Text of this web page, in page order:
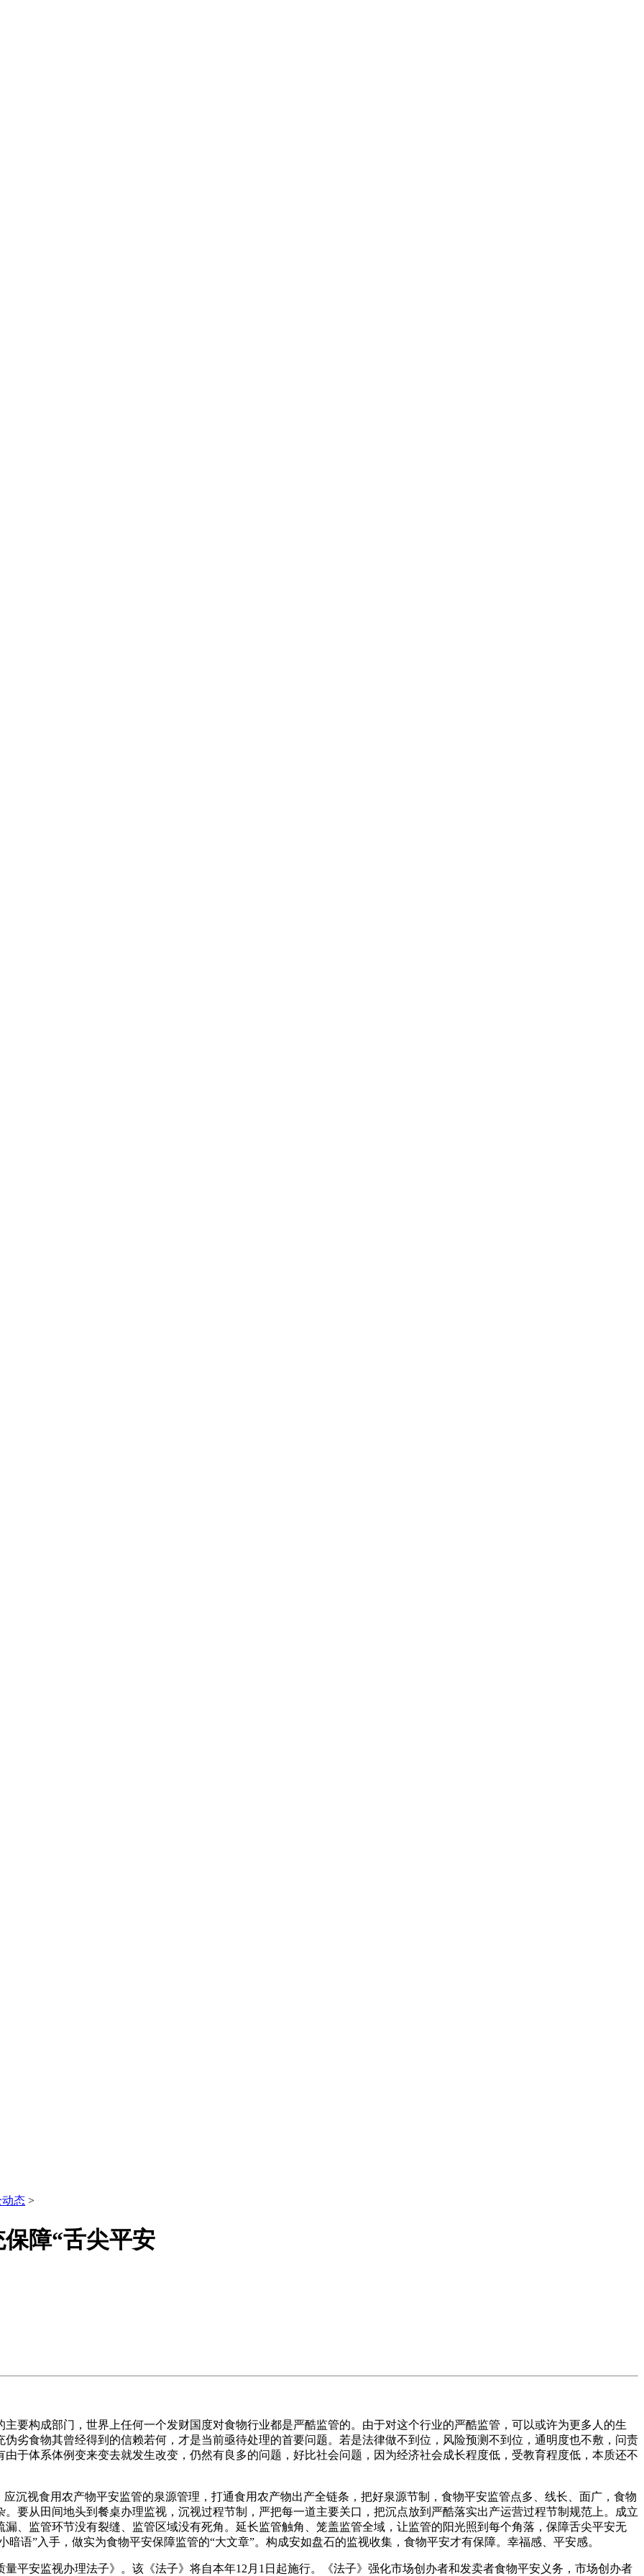
态 >
障“舌尖平安
构成部门，世界上任何一个发财国度对食物行业都是严酷监管的。由于对这个行业的严酷监管，可以或许为更多人的生
劣食物其曾经得到的信赖若何，才是当前亟待处理的首要问题。若是法律做不到位，风险预测不到位，通明度也不敷，问责
于体系体例变来变去就发生改变，仍然有良多的问题，好比社会问题，因为经济社会成长程度低，受教育程度低，本质还不
视食用农产物平安监管的泉源管理，打通食用农产物出产全链条，把好泉源节制，食物平安监管点多、线长、面广，食物
要从田间地头到餐桌办理监视，沉视过程节制，严把每一道主要关口，把沉点放到严酷落实出产运营过程节制规范上。成立
、监管环节没有裂缝、监管区域没有死角。延长监管触角、笼盖监管全域，让监管的阳光照到每个角落，保障舌尖平安无
语”入手，做实为食物平安保障监管的“大文章”。构成安如盘石的监视收集，食物平安才有保障。幸福感、平安感。
安监视办理法子》。该《法子》将自本年12月1日起施行。《法子》强化市场创办者和发卖者食物平安义务，市场创办者